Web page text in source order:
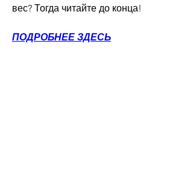
вес? Тогда читайте до конца!
ПОДРОБНЕЕ ЗДЕСЬ